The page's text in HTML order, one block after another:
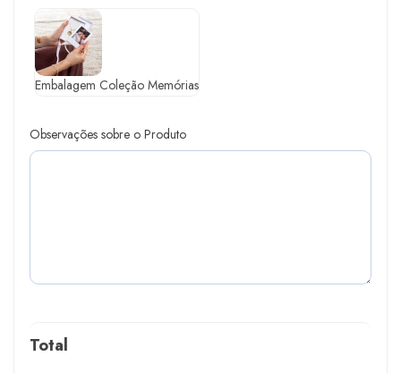
Embalagem Coleção Memórias
Observações sobre o Produto
Total